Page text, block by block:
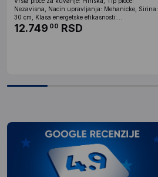
Nezavisna, Nacin upravljanja: Mehanicke, Sirina:
30 cm, Klasa energetske efikasnosti:...
12.749 00 RSD